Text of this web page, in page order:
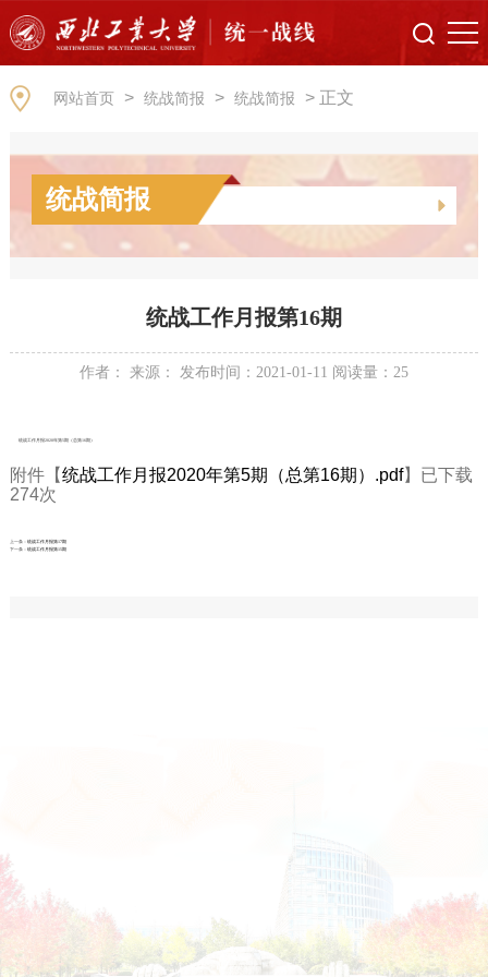
网站首页 > 统战简报 > 统战简报 > 正文
统战简报
统战工作月报第16期
作者： 来源： 发布时间：2021-01-11 阅读量： 25
统战工作月报2020年第5期（总第16期）
附件【统战工作月报2020年第5期（总第16期）.pdf】已下载
274次
上一条： 统战工作月报第17期
下一条： 统战工作月报第15期